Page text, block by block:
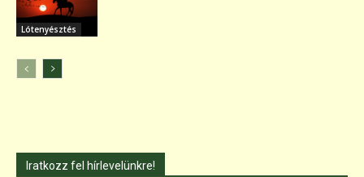
Lótenyésztés
Iratkozz fel hírlevelünkre!